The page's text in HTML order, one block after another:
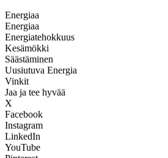
Energiaa
Energiaa
Energiatehokkuus
Kesämökki
Säästäminen
Uusiutuva Energia
Vinkit
Jaa ja tee hyvää
X
Facebook
Instagram
LinkedIn
YouTube